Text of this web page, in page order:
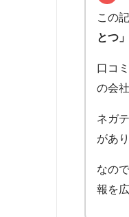
この
とつ
口コ
の会
ネガ
があ
なの
報を